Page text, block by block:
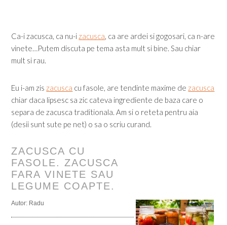
Ca-i zacusca, ca nu-izacusca, ca are ardei si gogosari, ca n-are
vinete…Putem discuta pe tema asta mult si bine. Sau chiar
mult si rau.
Eu i-am ziszacusca cu fasole, are tendinte maxime dezacusca
chiar daca lipsesc sa zic cateva ingrediente de baza care o
separa de zacusca traditionala. Am si o reteta pentru aia
(desii sunt sute pe net) o sa o scriu curand.
ZACUSCA CU
FASOLE. ZACUSCA
FARA VINETE SAU
LEGUME COAPTE.
Autor: Radu